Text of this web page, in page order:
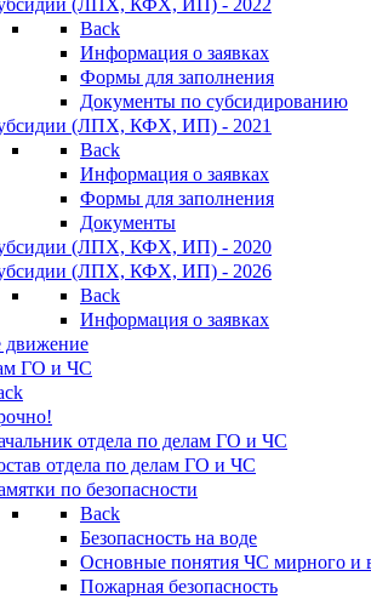
(ЛПХ, КФХ, ИП) - 2022
Back
Информация о заявках
Формы для заполнения
Документы по субсидированию
(ЛПХ, КФХ, ИП) - 2021
Back
Информация о заявках
Формы для заполнения
Документы
(ЛПХ, КФХ, ИП) - 2020
(ЛПХ, КФХ, ИП) - 2026
Back
Информация о заявках
движение
ГО и ЧС
отдела по делам ГО и ЧС
отдела по делам ГО и ЧС
по безопасности
Back
Безопасность на воде
Основные понятия ЧС мирного и
Пожарная безопасность